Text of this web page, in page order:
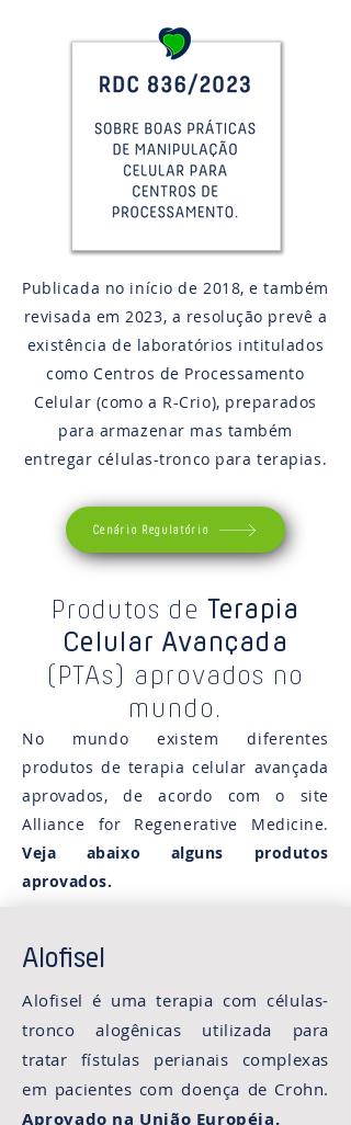
Publicada no início de 2018, e também
revisada em 2023, a resolução prevê a
existência de laboratórios intitulados
como Centros de Processamento
Celular (como a R-Crio), preparados
para armazenar mas também
entregar células-tronco para terapias.
Cenário Regulatório
Produtos de Terapia
Celular Avançada
(PTAs) aprovados no
mundo.
No mundo existem diferentes
produtos de terapia celular avançada
aprovados, de acordo com o site
Alliance for Regenerative Medicine.
Veja abaixo alguns produtos
aprovados.
Alofisel
Alofisel é uma terapia com células-
tronco alogênicas utilizada para
tratar fístulas perianais complexas
em pacientes com doença de Crohn.
Aprovado na União Européia.